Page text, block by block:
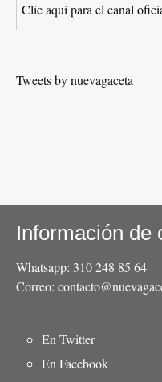
Clic aquí para el canal
Tweets by nuevagaceta
Información de
Whatsapp: 310 248 85 64
Correo:
Menú
del
En Twitter
En Facebook